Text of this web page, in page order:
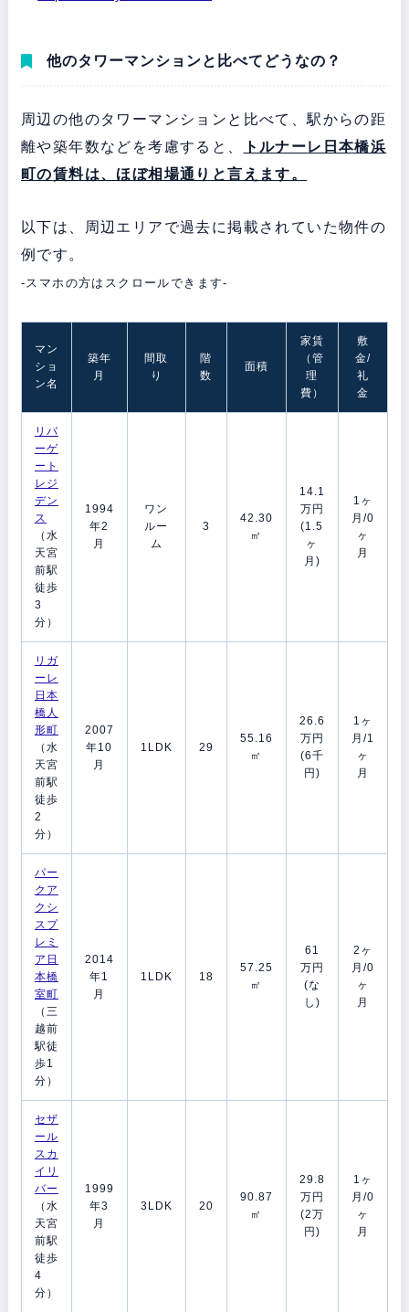
他のタワーマンションと比べてどうなの？
周辺の他のタワーマンションと比べて、駅からの距
離や築年数などを考慮すると、
トルナーレ日本橋浜
町の賃料は、ほぼ相場通りと言えます。
以下は、周辺エリアで過去に掲載されていた物件の
例です。
-スマホの方はスクロールできます-
マン
ショ
ン名
築年
月
間取
り
階
数
面積
家賃
（管
理
費）
敷
金/
礼
金
リバ
ーゲ
ート
レジ
デン
ス
（水
天宮
前駅
徒歩
3
分）
1994
年2
月
ワン
ルー
ム
3
42.30
㎡
14.1
万円
(1.5
ヶ
月)
1ヶ
月/0
ヶ
月
リガ
ーレ
日本
橋人
形町
（水
天宮
前駅
徒歩
2
分）
2007
年10
月
1LDK 29
55.16
㎡
26.6
万円
(6千
円)
1ヶ
月/1
ヶ
月
パー
クア
クシ
スプ
レミ
ア日
本橋
室町
（三
越前
駅徒
歩1
分）
2014
年1
月
1LDK 18
57.25
㎡
61
万円
(な
し)
2ヶ
月/0
ヶ
月
セザ
ール
スカ
イリ
バー
（水
天宮
前駅
徒歩
4
分）
1999
年3
月
3LDK 20
90.87
㎡
29.8
万円
(2万
円)
1ヶ
月/0
ヶ
月